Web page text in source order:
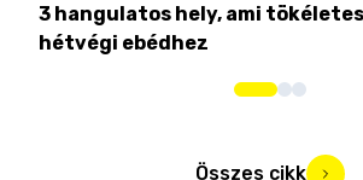
3 hangulatos hely, ami
hétvégi ebédhez
Összes cikk